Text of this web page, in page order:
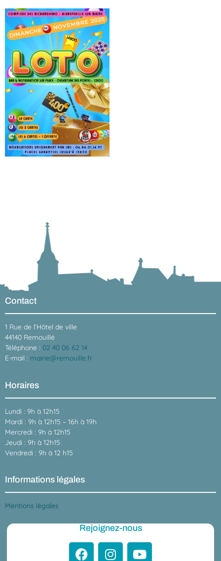
Contact
1 Rue de l’Hôtel de ville
44140 Remouillé
Téléphone : 02 40 06 62 14
E-mail : mairie@remouille.fr
Horaires
Lundi : 9h à 12h15
Mardi : 9h à 12h15 – 16h à 19h
Mercredi : 9h à 12h15
Jeudi : 9h à 12h15
Vendredi : 9h à 12 h15
Informations légales
Mentions légales
Rejoignez-nous